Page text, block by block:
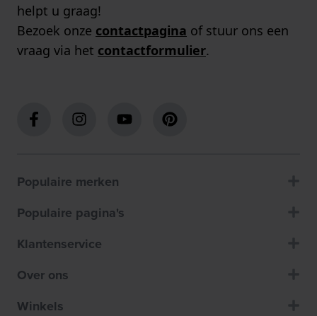
helpt u graag!
Bezoek onze contactpagina of stuur ons een
vraag via het contactformulier.
Populaire merken
Populaire pagina's
Klantenservice
Over ons
Winkels